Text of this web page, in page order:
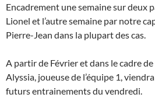
Encadrement une semaine sur deux
Lionel et l’autre semaine par notre
Pierre-Jean dans la plupart des cas.
A partir de Février et dans le cadre de
Alyssia, joueuse de l’équipe 1,
futurs entrainements du vendredi.